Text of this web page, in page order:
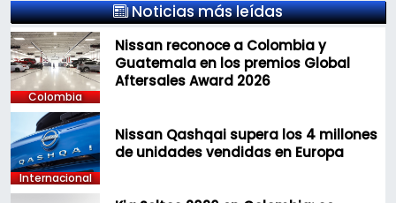
Noticias más leídas
Colombia
Nissan reconoce a Colombia y
Guatemala en los premios Global
Aftersales Award 2026
Internacional
Nissan Qashqai supera los 4 millones
de unidades vendidas en Europa